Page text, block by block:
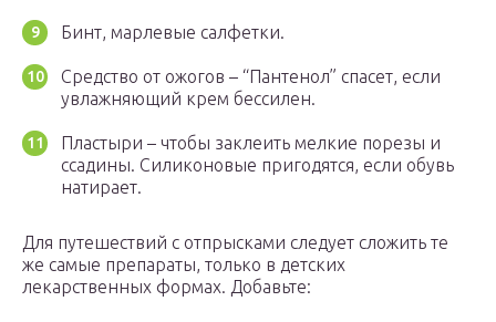
Бинт, марлевые салфетки.
Средство от ожогов – “Пантенол” спасет, если
увлажняющий крем бессилен.
Пластыри – чтобы заклеить мелкие порезы и
ссадины. Силиконовые пригодятся, если обувь
натирает.
Для путешествий с отпрысками следует сложить те
же самые препараты, только в детских
лекарственных формах. Добавьте: